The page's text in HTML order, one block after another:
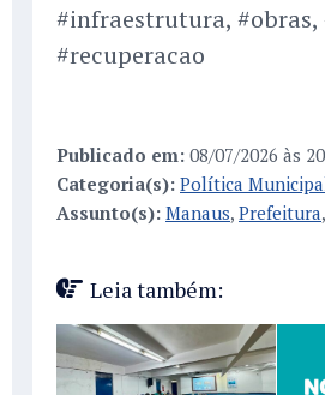
#infraestrutura, #obras,
#recuperacao
Publicado em: 08/07/2026 às
Categoria(s): Política
Assunto(s): Manaus, Prefeitura,
Leia também: